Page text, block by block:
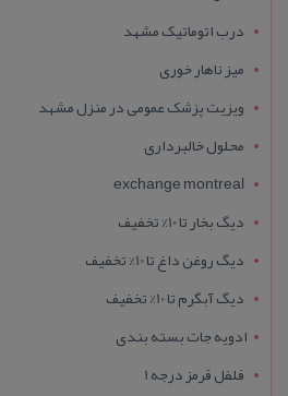
درب اتوماتیک مشهد
میز ناهار خوری
ویزیت پزشک عمومی در منزل مشهد
محلول خالبرداری
exchange montreal
دیگ بخار تا 10% تخفیف
دیگ روغن داغ تا 10% تخفیف
دیگ آبگرم تا 10% تخفیف
ادویه جات بسته بندی
فلفل قرمز درجه 1